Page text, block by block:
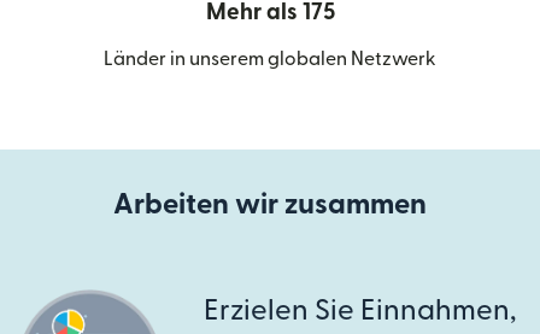
Mehr als 175
Länder in unserem globalen Netzwerk
Arbeiten wir zusammen
Erzielen Sie Einnahmen,